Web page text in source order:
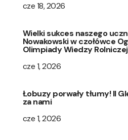
cze 18, 2026
Wielki sukces naszego
Nowakowski w czołówce
Olimpiady Wiedzy Rolniczej
cze 1, 2026
Łobuzy porwały tłumy! II
za nami
cze 1, 2026